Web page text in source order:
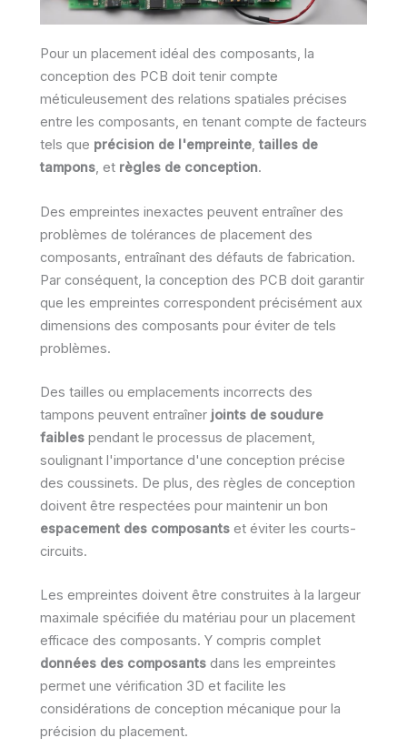
Pour un placement idéal des composants, la
conception des PCB doit tenir compte
méticuleusement des relations spatiales précises
entre les composants, en tenant compte de facteurs
tels que précision de l'empreinte, tailles de
tampons, et règles de conception.
Des empreintes inexactes peuvent entraîner des
problèmes de tolérances de placement des
composants, entraînant des défauts de fabrication.
Par conséquent, la conception des PCB doit garantir
que les empreintes correspondent précisément aux
dimensions des composants pour éviter de tels
problèmes.
Des tailles ou emplacements incorrects des
tampons peuvent entraîner joints de soudure
faibles pendant le processus de placement,
soulignant l'importance d'une conception précise
des coussinets. De plus, des règles de conception
doivent être respectées pour maintenir un bon
espacement des composants et éviter les courts-
circuits.
Les empreintes doivent être construites à la largeur
maximale spécifiée du matériau pour un placement
efficace des composants. Y compris complet
données des composants dans les empreintes
permet une vérification 3D et facilite les
considérations de conception mécanique pour la
précision du placement.